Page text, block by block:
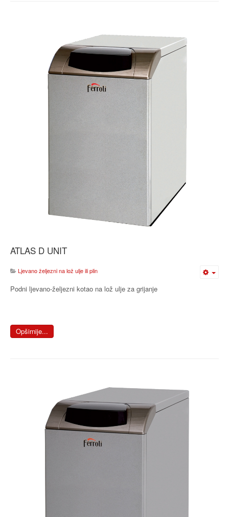
ATLAS D UNIT
Ljevano željezni na lož ulje ili plin
Podni ljevano-željezni kotao na lož ulje za grijanje
Opširnije...